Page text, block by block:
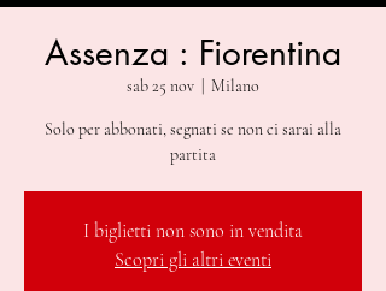
Assenza : Fiorentina
sab 25 nov Milano
Solo per abbonati, segnati se non ci sarai alla
partita
I biglietti non sono in vendita
Scopri gli altri eventi